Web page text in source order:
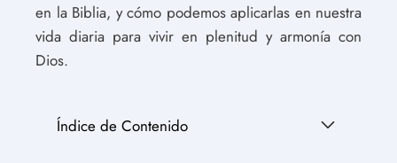
en la Biblia, y cómo podemos aplicarlas en nuestra
vida diaria para vivir en plenitud y armonía con
Dios.
Índice de Contenido